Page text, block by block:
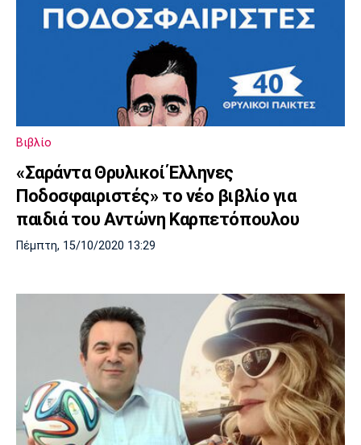
Βιβλίο
«Σαράντα Θρυλικοί Έλληνες
Ποδοσφαιριστές» το νέο βιβλίο για
παιδιά του Αντώνη Καρπετόπουλου
Πέμπτη, 15/10/2020 13:29